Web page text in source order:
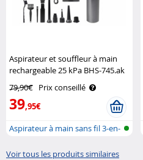
Aspirateur et souffleur à main
rechargeable 25 kPa BHS-745.ak
Sichler Haushaltsgeräte
79,90€ Prix conseillé
39,95€
Aspirateur à main sans fil 3-en-
Voir tous les produits similaires